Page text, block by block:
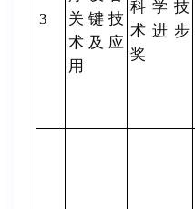
3
关键技
术及应
用
科学技
术进步
奖